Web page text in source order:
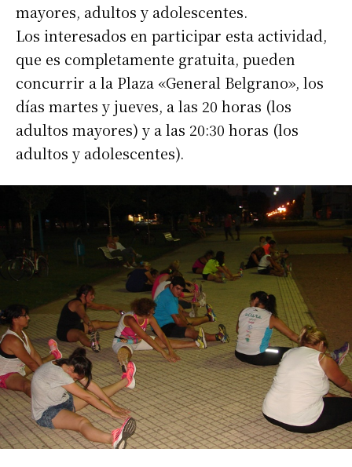
mayores, adultos y adolescentes.
Los interesados en participar esta actividad,
que es completamente gratuita, pueden
concurrir a la Plaza «General Belgrano», los
días martes y jueves, a las 20 horas (los
adultos mayores) y a las 20:30 horas (los
adultos y adolescentes).